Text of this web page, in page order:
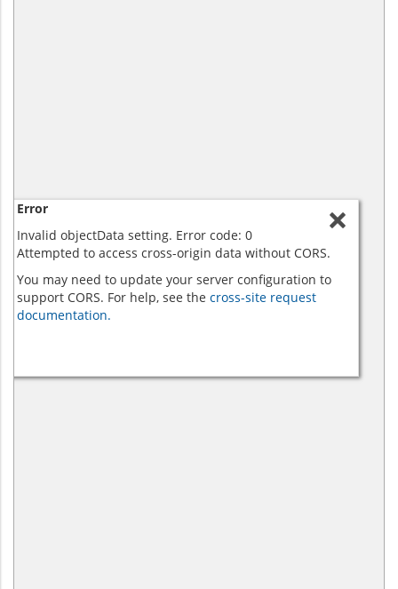
Error
Invalid objectData setting. Error code: 0
Attempted to access cross-origin data without CORS.
You may need to update your server configuration to
support CORS. For help, see the cross-site request
documentation.